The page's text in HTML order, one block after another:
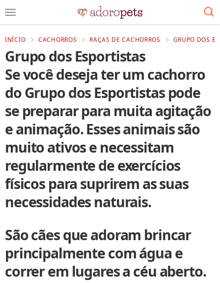
INÍCIO CACHORROS RAÇAS DE CACHORROS GRUPO DOS
Grupo dos Esportistas
Se você deseja ter um cachorro
doGrupo dos Esportistaspode
se preparar para muita agitação
e animação. Esses animais são
muito ativos e necessitam
regularmente de exercícios
físicos para suprirem as suas
necessidades naturais.
São cães que adoram brincar
principalmente com água e
correr em lugares a céu aberto.